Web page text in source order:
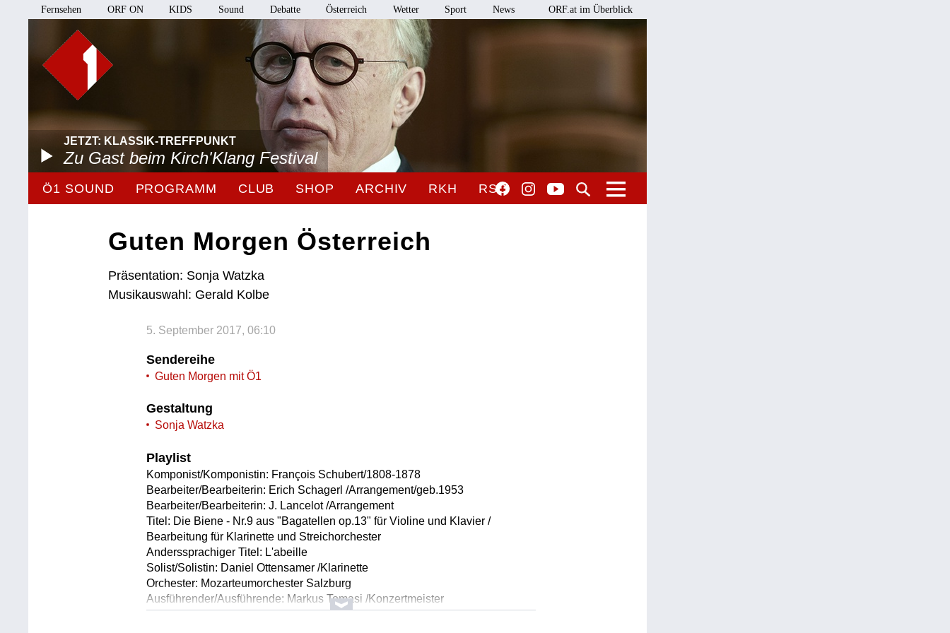
Fernsehen ORF ON KIDS Sound Debatte Österreich Wetter Sport News ORF.at im Überblick
JETZT: KLASSIK-TREFFPUNKT
Zu Gast beim Kirch'Klang Festival
Ö1 SOUND PROGRAMM CLUB SHOP ARCHIV RKH RSO
Guten Morgen Österreich
Präsentation: Sonja Watzka
Musikauswahl: Gerald Kolbe
5. September 2017, 06:10
Sendereihe
Guten Morgen mit Ö1
Gestaltung
Sonja Watzka
Playlist
Komponist/Komponistin: François Schubert/1808-1878
Bearbeiter/Bearbeiterin: Erich Schagerl /Arrangement/geb.1953
Bearbeiter/Bearbeiterin: J. Lancelot /Arrangement
Titel: Die Biene - Nr.9 aus "Bagatellen op.13" für Violine und Klavier /
Bearbeitung für Klarinette und Streichorchester
Anderssprachiger Titel: L'abeille
Solist/Solistin: Daniel Ottensamer /Klarinette
Orchester: Mozarteumorchester Salzburg
Ausführender/Ausführende: Markus Tomasi /Konzertmeister
Länge: 01:22 min